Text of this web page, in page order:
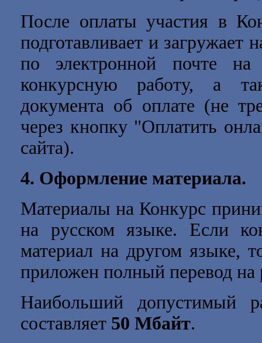
После оплаты участия в
подготавливает и загружает
по электронной почте
конкурсную работу, а
документа об оплате (не
через кнопку "Оплатить
сайта).
4. Оформление материала.
Материалы на Конкурс
на русском языке. Если
материал на другом языке,
приложен полный перевод на
Наибольший допустимый
составляет 50 Мбайт.